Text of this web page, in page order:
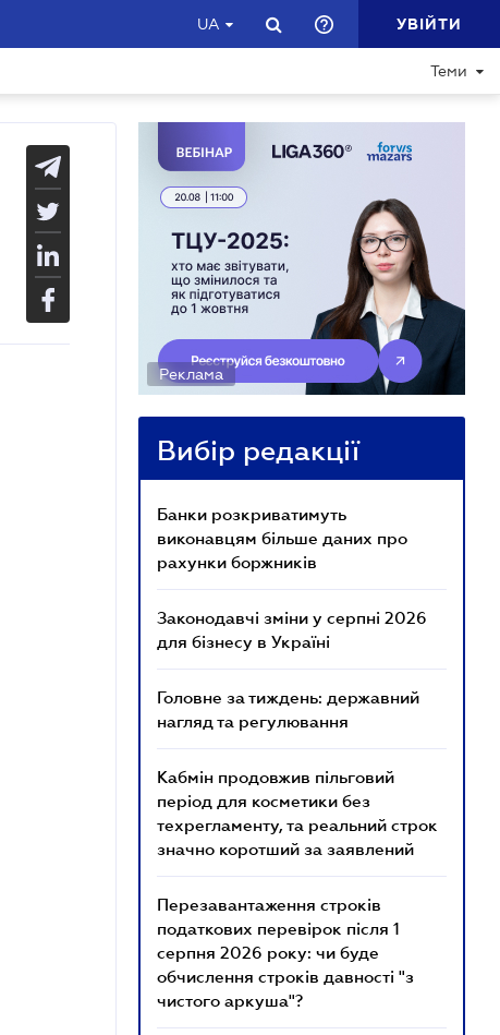
UA УВІЙТИ
Теми
Реклама
Вибір редакції
Банки розкриватимуть
виконавцям більше даних про
рахунки боржників
Законодавчі зміни у серпні 2026
для бізнесу в Україні
Головне за тиждень: державний
нагляд та регулювання
Кабмін продовжив пільговий
період для косметики без
техрегламенту, та реальний строк
значно коротший за заявлений
Перезавантаження строків
податкових перевірок після 1
серпня 2026 року: чи буде
обчислення строків давності "з
чистого аркуша"?